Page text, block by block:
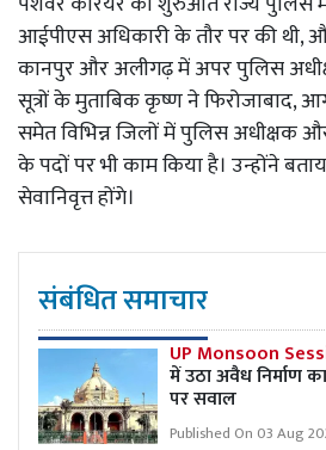
आईपीएस अधिकारी के तौर पर की थी,
कानपुर और अलीगढ़ में अपर पुलिस
सूत्रों के मुताबिक कृष्ण ने
समेत विभिन्न जिलों में पुलिस अधीक्षक
के पदों पर भी काम किया है। उन्होंने
सेवानिवृत्त होंगे।
संबंधित समाचार
UP Monsoon
में उठा अवैध निर्माण
पर सवाल
Published On 03 Aug